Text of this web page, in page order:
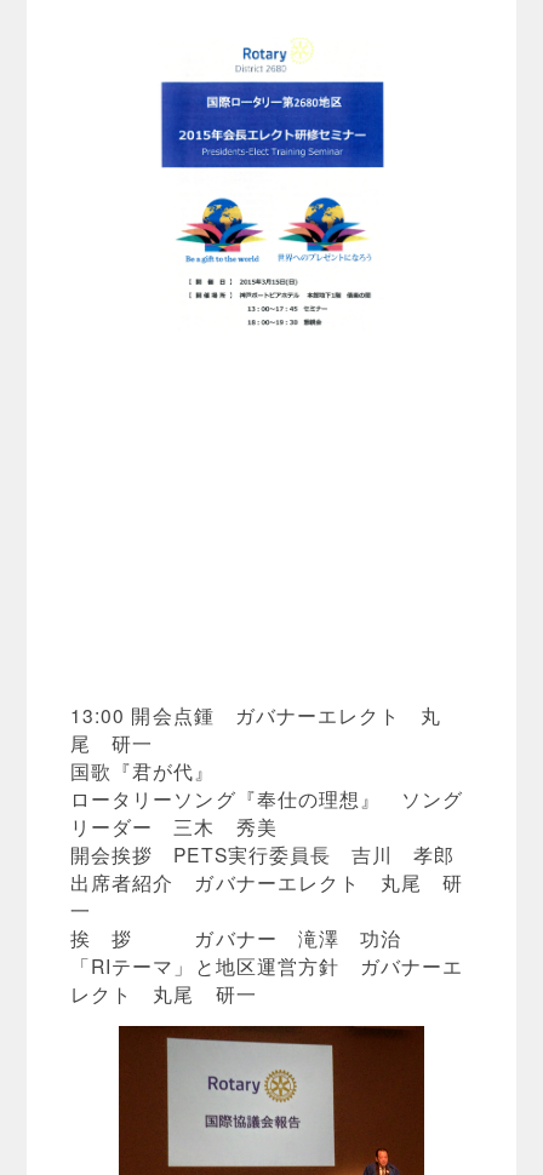
13:00 開会点鍾 ガバナーエレクト 丸
尾 研一
国歌『君が代』
ロータリーソング『奉仕の理想』 ソング
リーダー 三木 秀美
開会挨拶 PETS実行委員長 吉川 孝郎
出席者紹介 ガバナーエレクト 丸尾 研
一
挨 拶 ガバナー 滝澤 功治
「RIテーマ」と地区運営方針 ガバナーエ
レクト 丸尾 研一